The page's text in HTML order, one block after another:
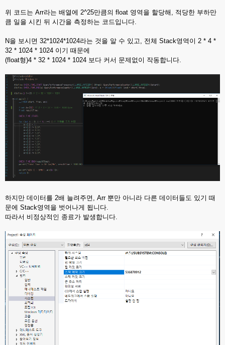
위 코드는 Arr라는 배열에 2^25만큼의 float 영역을 할당해, 적당한 부하만
큼 일을 시킨 뒤 시간을 측정하는 코드입니다.
N을 보시면 32*1024*1024라는 것을 알 수 있고, 전체 Stack영역이 2 * 4 *
32 * 1024 * 1024 이기 때문에
(float형)4 * 32 * 1024 * 1024 보다 커서 문제없이 작동합니다.
하지만 데이터를 2배 늘려주면, Arr 뿐만 아니라 다른 데이터들도 있기 때
문에 Stack영역을 벗어나게 됩니다.
따라서 비정상적인 종료가 발생합니다.